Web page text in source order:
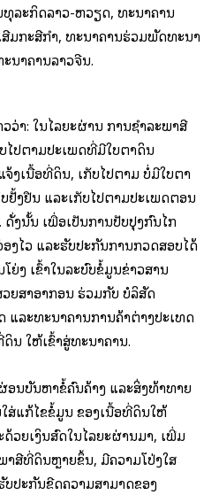
ລະກິດລາວ-ຫວຽດ, ທະນາຄານ
ມກະສີກໍາ, ທະນາຄານຮ່ວມພັດທະນາ
ນາຄານລາວຈີນ.
າ: ໃນໄລຍະຜ່ານ ການຊໍາລະພາສີ
ປຕາມປະເພດທີ່ມີໃບຕາດິນ
ງເນື້ອທີ່ດິນ, ເກັບໄປຕາມ ບໍ່ມີໃບຕາ
ຢັ້ງຢືນ ແລະເກັບໄປຕາມປະເພດຕອນ
ງນັ້ນ ເພື່ອເປັນການປັບປຸງກົນໄກ
ງໄວ ແລະຮັບປະກັນການກວດສອບໄດ້
ຍ່ງ ເຂົ້າໃນລະບົບຂໍ້ມູນຂ່າວສານ
ຍສາອາກອນ ຮ່ວມກັບ ບໍລິສັດ
ລະທະນາຄານການຄ້າຕ່າງປະເທດ
ນ ໃຫ້ເຂົ້າສູ່ທະນາຄານ.
ນບັນຫາຂໍ້ຄົນຄ້າງ ແລະສິ່ງທ້າທາຍ
ສ່ແກ້ໄຂຂໍ້ມູນ ຂອງເນື້ອທີ່ດິນໃຫ້
ວຍເງິນສົດໃນໄລຍະຜ່ານມາ, ເພີ່ມ
ສີທີ່ດິນຫຼາຍຂຶ້ນ, ມີຄວາມໂປ່ງໃສ
ປະກັນຂີດຄວາມສາມາດຂອງ